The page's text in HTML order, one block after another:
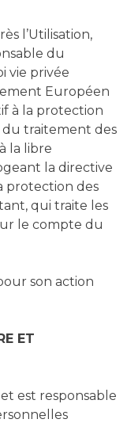
l’Utilisation,
du
vie privée
Européen
à la protection
du traitement des
la libre
la directive
protection des
qui traite les
le compte du
son action
ET
est responsable